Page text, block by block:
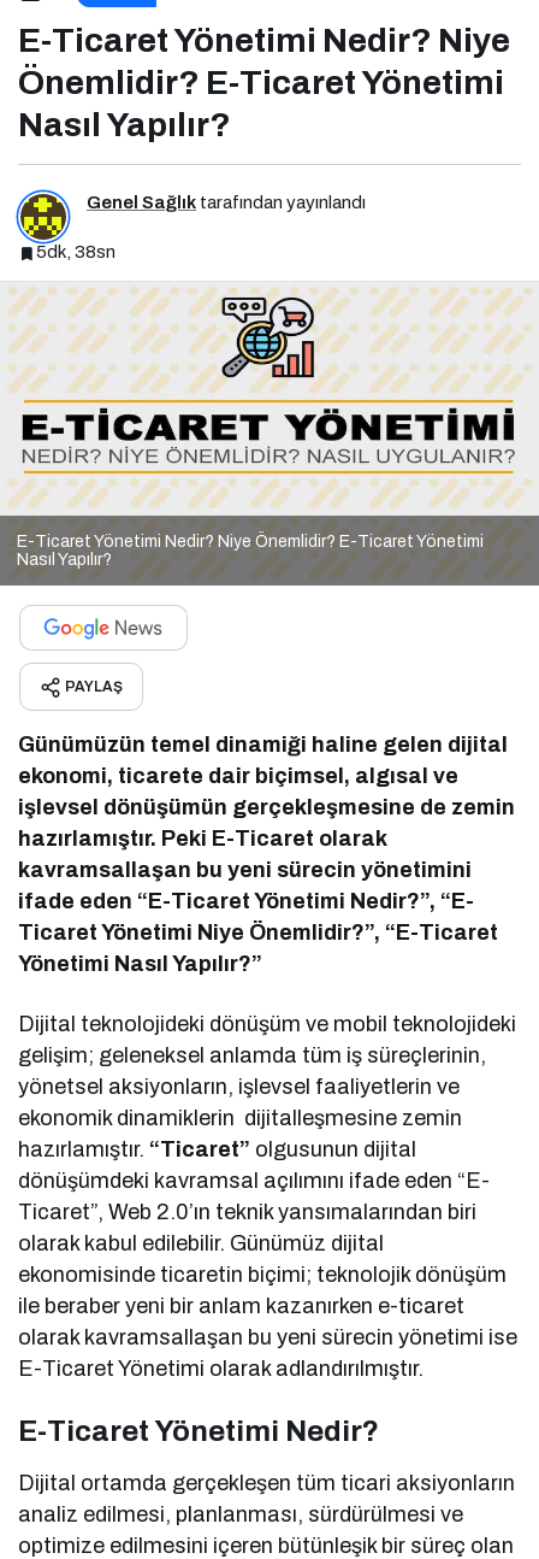
E-Ticaret Yönetimi Nedir? Niye
Önemlidir? E-Ticaret Yönetimi
Nasıl Yapılır?
Genel Sağlık tarafından yayınlandı
5dk, 38sn
E-Ticaret Yönetimi Nedir? Niye Önemlidir? E-Ticaret Yönetimi
Nasıl Yapılır?
PAYLAŞ
Günümüzün temel dinamiği haline gelen dijital
ekonomi, ticarete dair biçimsel, algısal ve
işlevsel dönüşümün gerçekleşmesine de zemin
hazırlamıştır. Peki E-Ticaret olarak
kavramsallaşan bu yeni sürecin yönetimini
ifade eden “E-Ticaret Yönetimi Nedir?”, “E-
Ticaret Yönetimi Niye Önemlidir?”, “E-Ticaret
Yönetimi Nasıl Yapılır?”
Dijital teknolojideki dönüşüm ve mobil teknolojideki
gelişim; geleneksel anlamda tüm iş süreçlerinin,
yönetsel aksiyonların, işlevsel faaliyetlerin ve
ekonomik dinamiklerin dijitalleşmesine zemin
hazırlamıştır. “Ticaret” olgusunun dijital
dönüşümdeki kavramsal açılımını ifade eden “E-
Ticaret”, Web 2.0’ın teknik yansımalarından biri
olarak kabul edilebilir. Günümüz dijital
ekonomisinde ticaretin biçimi; teknolojik dönüşüm
ile beraber yeni bir anlam kazanırken e-ticaret
olarak kavramsallaşan bu yeni sürecin yönetimi ise
E-Ticaret Yönetimi olarak adlandırılmıştır.
E-Ticaret Yönetimi Nedir?
Dijital ortamda gerçekleşen tüm ticari aksiyonların
analiz edilmesi, planlanması, sürdürülmesi ve
optimize edilmesini içeren bütünleşik bir süreç olan